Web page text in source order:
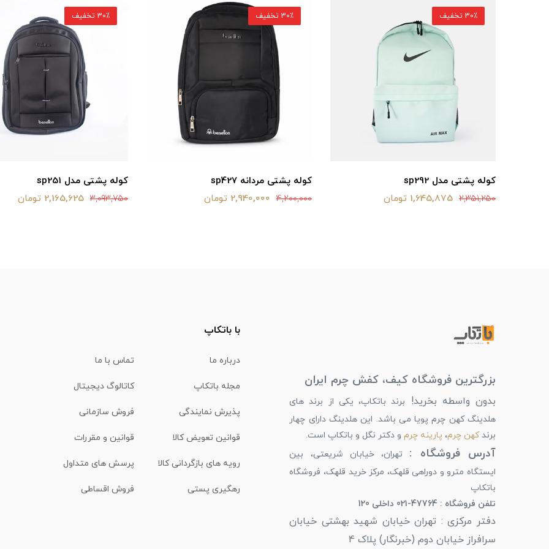
کوله پشتی مدل sp292
2,351,250 1,645,875 تومان
30٪ تخفیف
کوله پشتی مردانه sp427
4,200,000 2,940,000 تومان
30٪ تخفیف
کوله پشتی مدل sp251
3,093,750 2,165,625 تومان
30٪ تخفیف
بزرگترین فروشگاه کیف، کفش چرم ایران
بدون واسطه بخرید!
برند باتکاپ، یکی از برند های
هلدینگ کهن چرم پویا می باشد. این هلدینگ دارای چهار
برندکهن چرم، پارینه چرم و دکتر نگل و باتکاپ است.
آدرس فروشگاه : تهران، خیابان شریعتی، بین
ایستگاه مترو و دوراهی قلهک، مرکز خرید قلهک، فروشگاه
باتکاپ
تلفن فروشگاه : 47764-021 داخلی 120
دفتر مرکزی : تهران خیابان شهید بهشتی خیابان
سرافراز خیابان دوم (خبرنگار) پلاک 4
با باتکاپ
درباره ما تماس با ما
مجله باتکاپ کاتالوگ دیجیتال
پذیرش نمایندگی فروش سازمانی
قوانین تعویض کالا قوانین و مقررات
رویه های بازگردانی کالا پرسش های متداول
رهگیری پستی فروش اقساطی